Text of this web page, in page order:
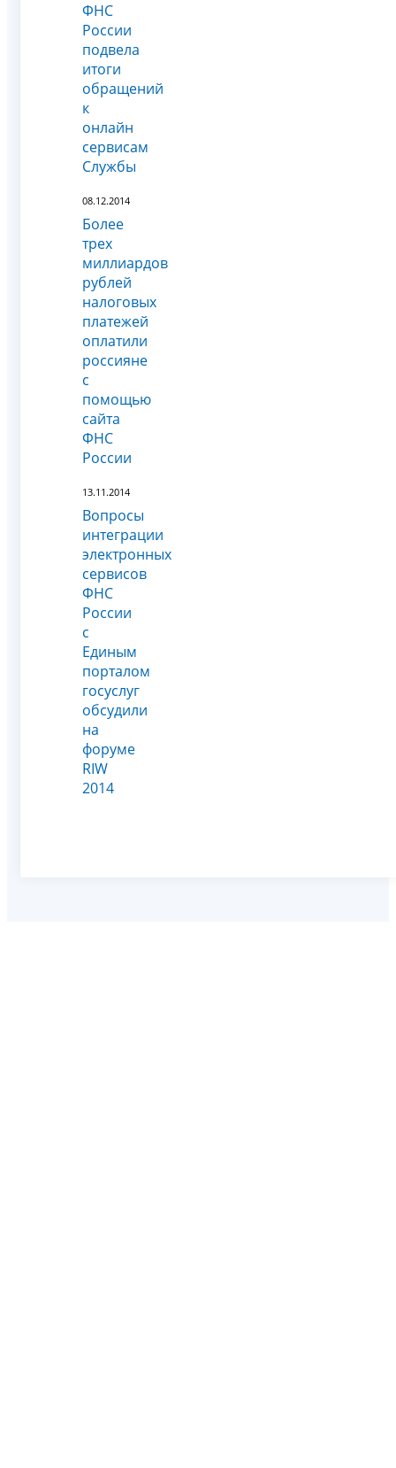
ФНС
России
подвела
итоги
обращений
к
онлайн
сервисам
Службы
08.12.2014
Более
трех
миллиардов
рублей
налоговых
платежей
оплатили
россияне
с
помощью
сайта
ФНС
России
13.11.2014
Вопросы
интеграции
электронных
сервисов
ФНС
России
с
Единым
порталом
госуслуг
обсудили
на
форуме
RIW
2014